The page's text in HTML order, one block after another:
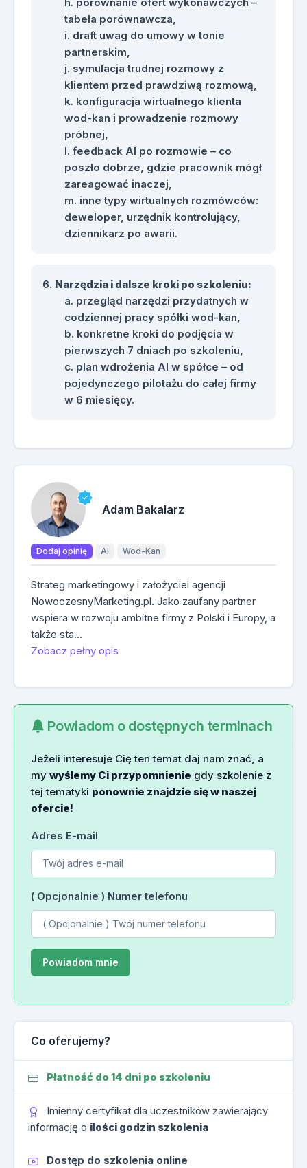
tabela porównawcza,
draft uwag do umowy w tonie
partnerskim,
symulacja trudnej rozmowy z
klientem przed prawdziwą rozmową,
konfiguracja wirtualnego klienta
wod-kan i prowadzenie rozmowy
próbnej,
feedback AI po rozmowie – co
poszło dobrze, gdzie pracownik mógł
zareagować inaczej,
inne typy wirtualnych rozmówców:
deweloper, urzędnik kontrolujący,
dziennikarz po awarii.
Narzędzia i dalsze kroki po szkoleniu:
przegląd narzędzi przydatnych w
codziennej pracy spółki wod-kan,
konkretne kroki do podjęcia w
pierwszych 7 dniach po szkoleniu,
plan wdrożenia AI w spółce – od
pojedynczego pilotażu do całej firmy
w 6 miesięcy.
Adam Bakalarz
Dodaj opinię AI Wod-Kan
Strateg marketingowy i założyciel agencji
NowoczesnyMarketing.pl. Jako zaufany partner
wspiera w rozwoju ambitne firmy z Polski i Europy, a
także sta…
Zobacz pełny opis
Powiadom o dostępnych terminach
Jeżeli interesuje Cię ten temat daj nam znać, a
my wyślemy Ci przypomnienie gdy szkolenie z
tej tematyki ponownie znajdzie się w naszej
ofercie!
Adres E-mail
( Opcjonalnie ) Numer telefonu
Co oferujemy?
Płatność do 14 dni po szkoleniu
Imienny certyfikat dla uczestników zawierający
informację o ilości godzin szkolenia
Dostęp do szkolenia online